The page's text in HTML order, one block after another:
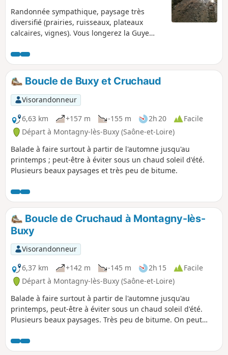
Randonnée sympathique, paysage très
diversifié (prairies, ruisseaux, plateaux
calcaires, vignes). Vous longerez la Guye
vers Montagny-lès-Buxy avec un retour par
le Mont Brogny après avoir traversé le
village de Bissey-sous-Cruchaud. À faire
plutôt sur la période de septembre à mai
pour éviter les grosses chaleurs, très peu
d'ombre. Possibilité de la faire à la lampe
frontale en été c'est très agréable.
Boucle de Buxy et Cruchaud
Visorandonneur
6,63 km
+157 m -155 m 2h 20
Facile
Départ à Montagny-lès-Buxy (Saône-et-Loire)
Balade à faire surtout à partir de l'automne jusqu'au
printemps ; peut-être à éviter sous un chaud soleil d'été.
Plusieurs beaux paysages et très peu de bitume.
Boucle de Cruchaud à Montagny-lès-
Buxy
Visorandonneur
6,37 km
+142 m -145 m 2h 15
Facile
Départ à Montagny-lès-Buxy (Saône-et-Loire)
Balade à faire surtout à partir de l'automne jusqu'au
printemps, peut-être à éviter sous un chaud soleil d'été.
Plusieurs beaux paysages. Très peu de bitume. On peut
à faire de préférence dans le sens des aiguilles d'une
montre pour éviter les chemins boueux en descente.